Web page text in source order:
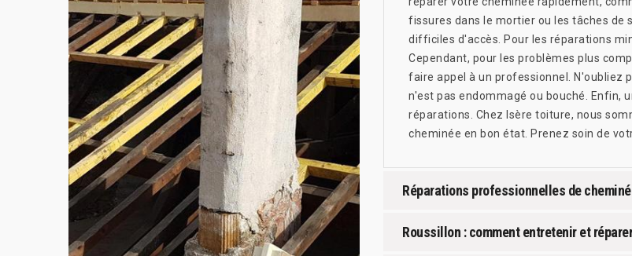
fissures dans le mortier ou les tâches de
difficiles d'accès. Pour les réparations
Cependant, pour les problèmes plus
faire appel à un professionnel. N'oubliez
n'est pas endommagé ou bouché. Enfin,
réparations. Chez Isère toiture, nous
cheminée en bon état. Prenez soin de
Réparations professionnelles de
Roussillon : comment entretenir et